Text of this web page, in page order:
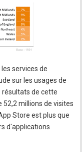
services de
sur les usages de
résultats de cette
millions de visites
Store est plus que
d'applications